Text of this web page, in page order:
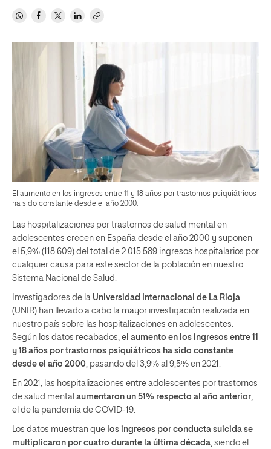
El aumento en los ingresos entre 11 y 18 años por trastornos psiquiátricos
ha sido constante desde el año 2000.
Las hospitalizaciones por trastornos de salud mental en
adolescentes crecen en España desde el año 2000 y suponen
el 5,9% (118.609) del total de 2.015.589 ingresos hospitalarios por
cualquier causa para este sector de la población en nuestro
Sistema Nacional de Salud.
Investigadores de la Universidad Internacional de La Rioja
(UNIR) han llevado a cabo la mayor investigación realizada en
nuestro país sobre las hospitalizaciones en adolescentes.
Según los datos recabados, el aumento en los ingresos entre 11
y 18 años por trastornos psiquiátricos ha sido constante
desde el año 2000 , pasando del 3,9% al 9,5% en 2021.
En 2021, las hospitalizaciones entre adolescentes por trastornos
de salud mental aumentaron un 51% respecto al año anterior
el de la pandemia de COVID-19.
Los datos muestran que los ingresos por conducta suicida se
multiplicaron por cuatro durante la última década , siendo el